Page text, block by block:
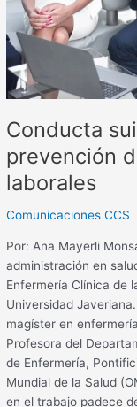
Conducta
prevención
laborales
Comunicaciones CCS
Por: Ana Mayerli
administración en
Enfermería Clínica de
Universidad
magíster en
Profesora del
de Enfermería,
Mundial de la Salud
en el trabajo padece